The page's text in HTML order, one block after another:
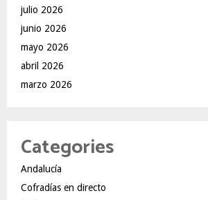
julio 2026
junio 2026
mayo 2026
abril 2026
marzo 2026
Categories
Andalucía
Cofradías en directo